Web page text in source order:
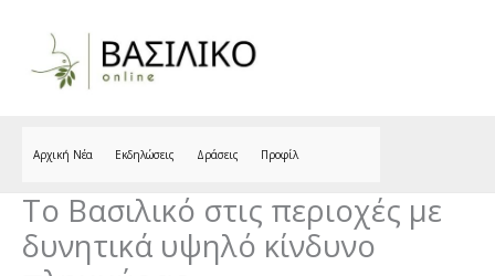
Αρχική Νέα Εκδηλώσεις Δράσεις Προφίλ
Το Βασιλικό στις περιοχές με
δυνητικά υψηλό κίνδυνο